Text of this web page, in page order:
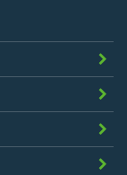
るこ
て、不
ットカ
る行為を
でな